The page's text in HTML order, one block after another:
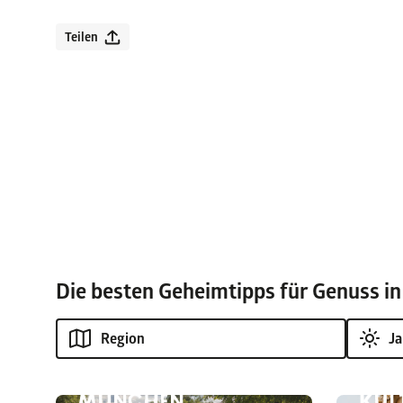
Teilen
Die besten Geheimtipps für Genuss
WANDERN AN DER
AMPER –
FAMILIENFREUNDLICHER
WANDERUNG VOM